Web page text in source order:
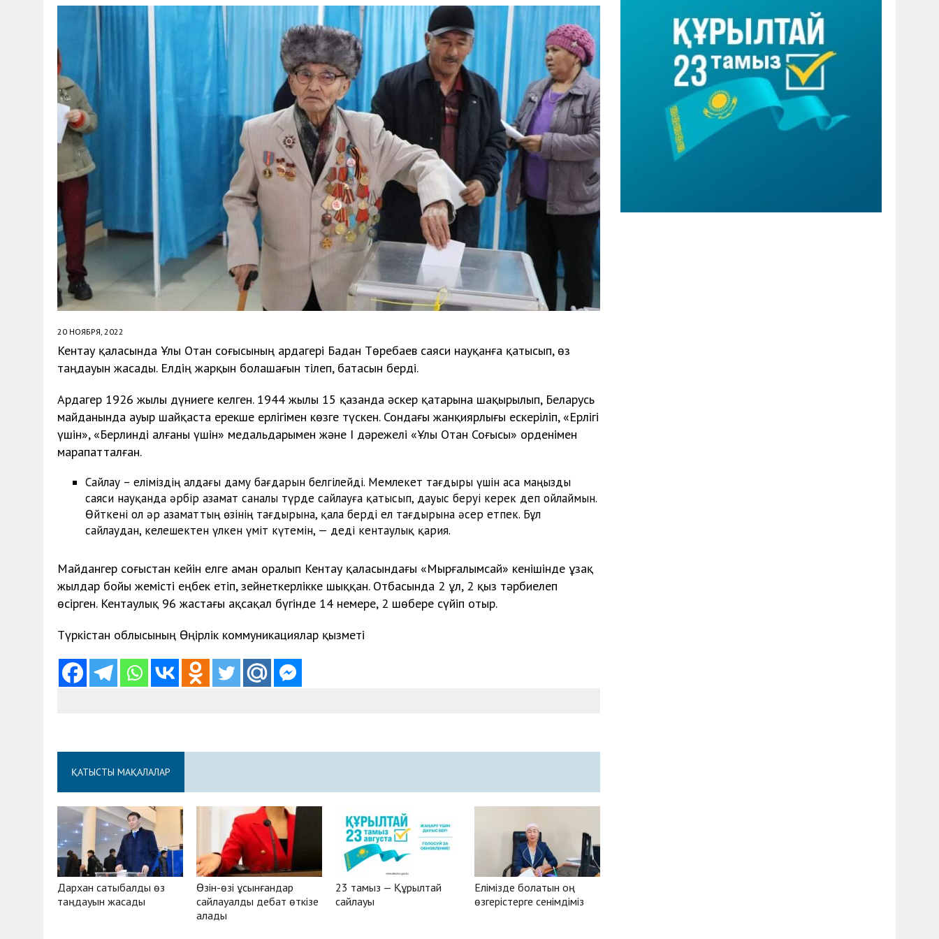
30 МАЯ, 2026 ТҮСІНДІРУ ЖҰМЫСТАРЫ ЖҮРГІЗІЛДІ
20 НОЯБРЯ, 2022
Кентау қаласында Ұлы Отан соғысының ардагері Бадан Төребаев саяси науқанға қатысып, өз
таңдауын жасады. Елдің жарқын болашағын тілеп, батасын берді.
Ардагер 1926 жылы дүниеге келген. 1944 жылы 15 қазанда әскер қатарына шақырылып, Беларусь
майданында ауыр шайқаста ерекше ерлігімен көзге түскен. Сондағы жанқиярлығы ескеріліп, «Ерлігі
үшін», «Берлинді алғаны үшін» медальдарымен және І дәрежелі «Ұлы Отан Соғысы» орденімен
марапатталған.
Сайлау – еліміздің алдағы даму бағдарын белгілейді. Мемлекет тағдыры үшін аса маңызды
саяси науқанда әрбір азамат саналы түрде сайлауға қатысып, дауыс беруі керек деп ойлаймын.
Өйткені ол әр азаматтың өзінің тағдырына, қала берді ел тағдырына әсер етпек. Бұл
сайлаудан, келешектен үлкен үміт күтемін, — деді кентаулық қария.
Майдангер соғыстан кейін елге аман оралып Кентау қаласындағы «Мырғалымсай» кенішінде ұзақ
жылдар бойы жемісті еңбек етіп, зейнеткерлікке шыққан. Отбасында 2 ұл, 2 қыз тәрбиелеп
өсірген. Кентаулық 96 жастағы ақсақал бүгінде 14 немере, 2 шөбере сүйіп отыр.
Түркістан облысының Өңірлік коммуникациялар қызметі
ҚАТЫСТЫ МАҚАЛАЛАР
Дархан сатыбалды өз
таңдауын жасады
Өзін-өзі ұсынғандар
сайлауалды дебат өткізе
алады
23 тамыз — Құрылтай
сайлауы
Елімізде болатын оң
өзгерістерге сенімдіміз